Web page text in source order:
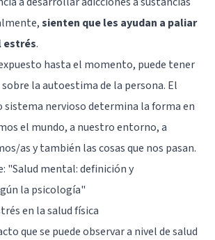
sienten que les ayudan a paliar
estrés.
hasta el momento, puede tener
la autoestima de la persona. El
sistema nervioso determina la forma en
el mundo, a nuestro entorno, a
as y también las cosas que nos pasan.
"Salud mental: definición y
la psicología"
en la salud física
que se puede observar a nivel de salud